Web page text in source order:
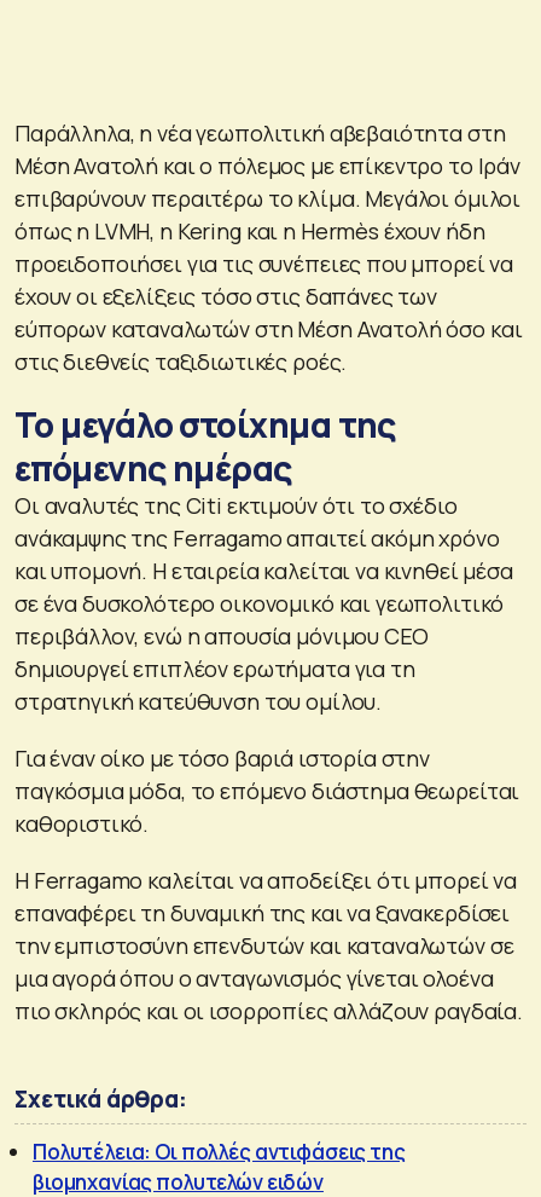
Παράλληλα, η νέα γεωπολιτική αβεβαιότητα στη
Μέση Ανατολή και ο πόλεμος με επίκεντρο το Ιράν
επιβαρύνουν περαιτέρω το κλίμα. Μεγάλοι όμιλοι
όπως η LVMH, η Kering και η Hermès έχουν ήδη
προειδοποιήσει για τις συνέπειες που μπορεί να
έχουν οι εξελίξεις τόσο στις δαπάνες των
εύπορων καταναλωτών στη Μέση Ανατολή όσο και
στις διεθνείς ταξιδιωτικές ροές.
Το μεγάλο στοίχημα της
επόμενης ημέρας
Οι αναλυτές της Citi εκτιμούν ότι το σχέδιο
ανάκαμψης της Ferragamo απαιτεί ακόμη χρόνο
και υπομονή. Η εταιρεία καλείται να κινηθεί μέσα
σε ένα δυσκολότερο οικονομικό και γεωπολιτικό
περιβάλλον, ενώ η απουσία μόνιμου CEO
δημιουργεί επιπλέον ερωτήματα για τη
στρατηγική κατεύθυνση του ομίλου.
Για έναν οίκο με τόσο βαριά ιστορία στην
παγκόσμια μόδα, το επόμενο διάστημα θεωρείται
καθοριστικό.
Η Ferragamo καλείται να αποδείξει ότι μπορεί να
επαναφέρει τη δυναμική της και να ξανακερδίσει
την εμπιστοσύνη επενδυτών και καταναλωτών σε
μια αγορά όπου ο ανταγωνισμός γίνεται ολοένα
πιο σκληρός και οι ισορροπίες αλλάζουν ραγδαία.
Σχετικά άρθρα:
Πολυτέλεια: Οι πολλές αντιφάσεις της
βιομηχανίας πολυτελών ειδών